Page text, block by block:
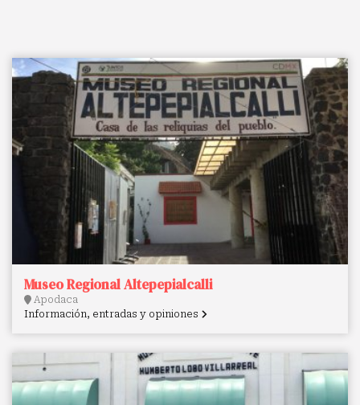
Museo Regional Altepepialcalli
Apodaca
Información, entradas y opiniones